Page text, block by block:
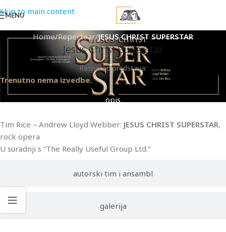
Skip to main content
MENU
Home/Repertoar/JESUS CHRIST SUPERSTAR
Jesus Christ Superstar
Raspored predstava:
Trenutno nema izvedbe.
opis
autorski tim i ansambl
galerija
Tim Rice – Andrew Lloyd Webber: JESUS CHRIST SUPERSTAR,
rock opera
U suradnji s “The Really Useful Group Ltd.”